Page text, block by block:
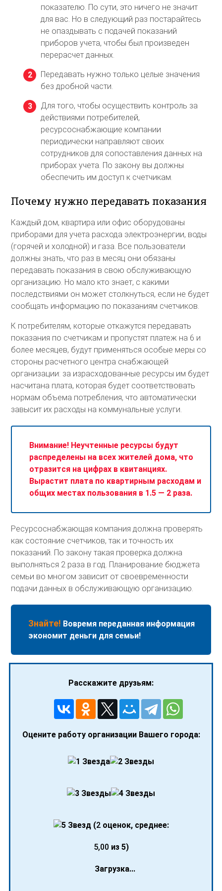
показателю. По сути, это ничего не значит
для вас. Но в следующий раз постарайтесь
не опаздывать с подачей показаний
приборов учета, чтобы был произведен
перерасчет данных.
Передавать нужно только целые значения
без дробной части.
Для того, чтобы осуществить контроль за
действиями потребителей,
ресурсоснабжающие компании
периодически направляют своих
сотрудников для сопоставления данных на
приборах учета. По закону вы должны
обеспечить им доступ к счетчикам.
Почему нужно передавать показания
Каждый дом, квартира или офис оборудованы
приборами для учета расхода электроэнергии, воды
(горячей и холодной) и газа. Все пользователи
должны знать, что раз в месяц они обязаны
передавать показания в свою обслуживающую
организацию. Но мало кто знает, с какими
последствиями он может столкнуться, если не будет
сообщать информацию по показаниям счетчиков.
К потребителям, которые откажутся передавать
показания по счетчикам и пропустят платеж на 6 и
более месяцев, будут применяться особые меры со
стороны расчетного центра снабжающей
организации: за израсходованные ресурсы им будет
насчитана плата, которая будет соответствовать
нормам объема потребления, что автоматически
завысит их расходы на коммунальные услуги.
Внимание! Неучтенные ресурсы будут
распределены на всех жителей дома, что
отразится на цифрах в квитанциях.
Вырастит плата по квартирным расходам и
общих местах пользования в 1.5 — 2 раза.
Ресурсоснабжающая компания должна проверять
как состояние счетчиков, так и точность их
показаний. По закону такая проверка должна
выполняться 2 раза в год. Планирование бюджета
семьи во многом зависит от своевременности
подачи данных в обслуживающую организацию.
Знайте! Вовремя переданная информация
экономит деньги для семьи!
Расскажите друзьям:
Оцените работу организации Вашего города:
(2оценок, среднее:
5,00 из 5)
Загрузка...